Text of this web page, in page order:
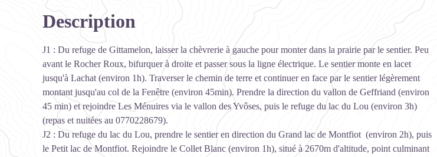
Description
J1 : Du refuge de Gittamelon, laisser la chèvrerie à gauche pour monter dans la prairie par le sentier. Peu
avant le Rocher Roux, bifurquer à droite et passer sous la ligne électrique. Le sentier monte en lacet
jusqu'à Lachat (environ 1h). Traverser le chemin de terre et continuer en face par le sentier légèrement
montant jusqu'au col de la Fenêtre (environ 45min). Prendre la direction du vallon de Geffriand (environ
45 min) et rejoindre Les Ménuires via le vallon des Yvôses, puis le refuge du lac du Lou (environ 3h)
(repas et nuitées au 0770228679).
J2 : Du refuge du lac du Lou, prendre le sentier en direction du Grand lac de Montfiot (environ 2h), puis
le Petit lac de Montfiot. Rejoindre le Collet Blanc (environ 1h), situé à 2670m d'altitude, point culminant